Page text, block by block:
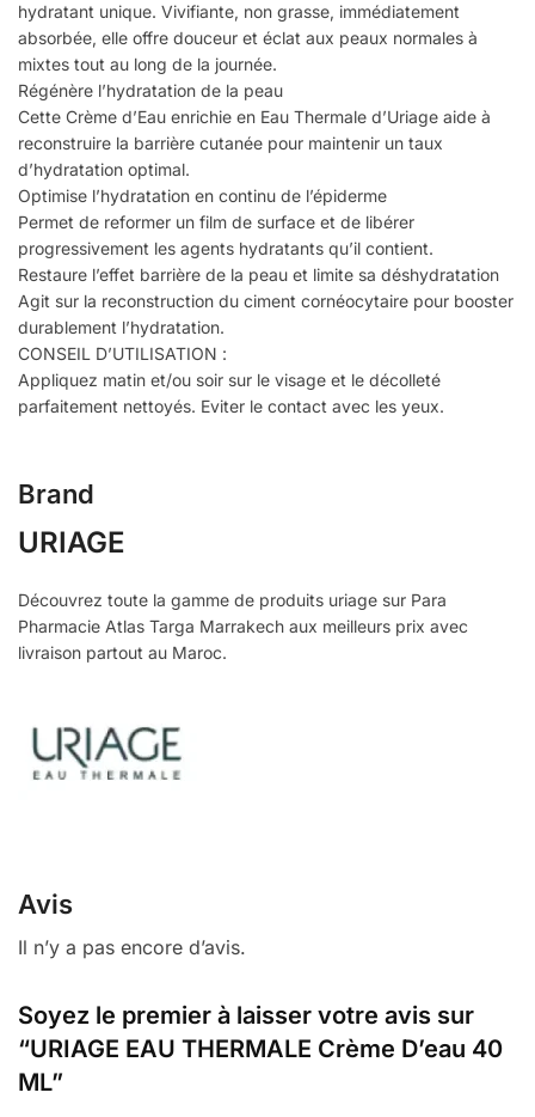
hydratant unique. Vivifiante, non grasse, immédiatement
absorbée, elle offre douceur et éclat aux peaux normales à
mixtes tout au long de la journée.
Régénère l’hydratation de la peau
Cette Crème d’Eau enrichie en Eau Thermale d’Uriage aide à
reconstruire la barrière cutanée pour maintenir un taux
d’hydratation optimal.
Optimise l’hydratation en continu de l’épiderme
Permet de reformer un film de surface et de libérer
progressivement les agents hydratants qu’il contient.
Restaure l’effet barrière de la peau et limite sa déshydratation
Agit sur la reconstruction du ciment cornéocytaire pour booster
durablement l’hydratation.
CONSEIL D’UTILISATION :
Appliquez matin et/ou soir sur le visage et le décolleté
parfaitement nettoyés. Eviter le contact avec les yeux.
Brand
URIAGE
Découvrez toute la gamme de produits uriage sur Para
Pharmacie Atlas Targa Marrakech aux meilleurs prix avec
livraison partout au Maroc.
Avis
Il n’y a pas encore d’avis.
Soyez le premier à laisser votre avis sur
“URIAGE EAU THERMALE Crème D’eau 40
ML”